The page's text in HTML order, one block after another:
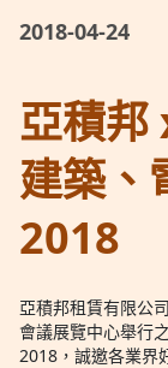
2018-04-24
亞積邦
建築、
2018
亞積邦租賃有限公
會議展覽中心舉行
2018，誠邀各業界